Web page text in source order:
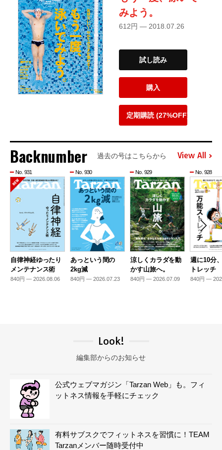
みよう。
612円 — 2018.07.26
試し読み
購入
定期購読 (27%OFF)
Backnumber 過去の号はこちらから View All
No. 931
自律神経ゆったり
メンテナンス術
840円 — 2026.08.06
No. 930
あっという間の
2kg減
840円 — 2026.07.23
No. 929
涼しくカラダを動
かす山旅へ。
840円 — 2026.07.09
No. 928
週に10分
トレッチ
840円 —
Look!
編集部からのお知らせ
公式ウェブマガジン「Tarzan Web」も。フィ
ットネス情報を手軽にチェック
有料サブスクでフィットネスを習慣に！TEAM
Tarzanメンバー随時受付中